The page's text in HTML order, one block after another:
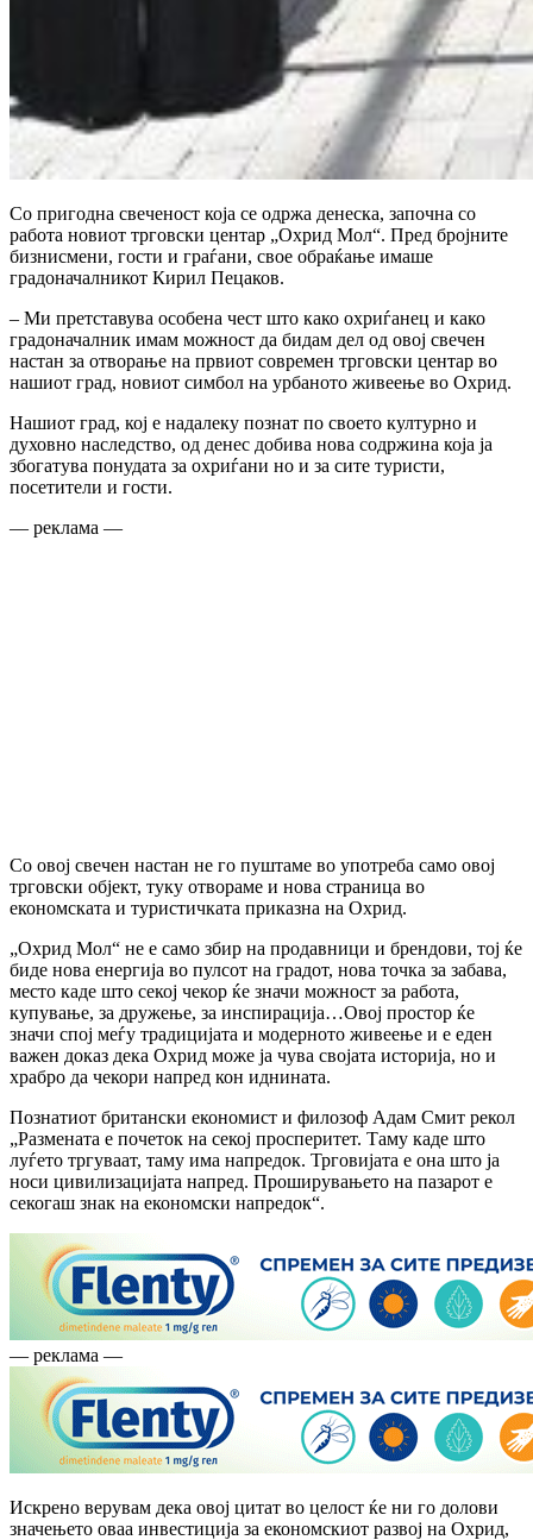
Со пригодна свеченост која се одржа денеска, започна со
работа новиот трговски центар „Охрид Мол“. Пред бројните
бизнисмени, гости и граѓани, свое обраќање имаше
градоначалникот Кирил Пецаков.
– Ми претставува особена чест што како охриѓанец и како
градоначалник имам можност да бидам дел од овој свечен
настан за отворање на првиот современ трговски центар во
нашиот град, новиот симбол на урбаното живеење во Охрид.
Нашиот град, кој е надалеку познат по своето културно и
духовно наследство, од денес добива нова содржина која ја
збогатува понудата за охриѓани но и за сите туристи,
посетители и гости.
— реклама —
Со овој свечен настан не го пуштаме во употреба само овој
трговски објект, туку отвораме и нова страница во
економската и туристичката приказна на Охрид.
„Охрид Мол“ не е само збир на продавници и брендови, тој ќе
биде нова енергија во пулсот на градот, нова точка за забава,
место каде што секој чекор ќе значи можност за работа,
купување, за дружење, за инспирација…Овој простор ќе
значи спој меѓу традицијата и модерното живеење и е еден
важен доказ дека Охрид може ја чува својата историја, но и
храбро да чекори напред кон иднината.
Познатиот британски економист и филозоф Адам Смит рекол
„Размената е почеток на секој просперитет. Таму каде што
луѓето тргуваат, таму има напредок. Трговијата е она што ја
носи цивилизацијата напред. Проширувањето на пазарот е
секогаш знак на економски напредок“.
— реклама —
Искрено верувам дека овој цитат во целост ќе ни го долови
значењето оваа инвестиција за економскиот развој на Охрид,